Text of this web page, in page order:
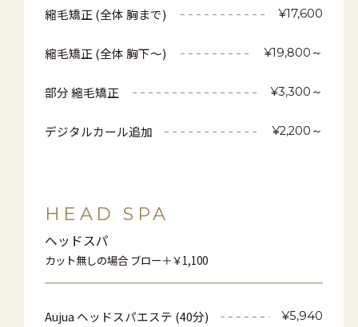
縮毛矯正 (全体 胸まで) ¥17,600
縮毛矯正 (全体 胸下～) ¥19,800～
部分 縮毛矯正 ¥3,300～
デジタルカール追加 ¥2,200～
HEAD SPA
ヘッドスパ
カット無しの場合 ブロー＋￥1,100
Aujua ヘッドスパエステ (40分) ¥5,940